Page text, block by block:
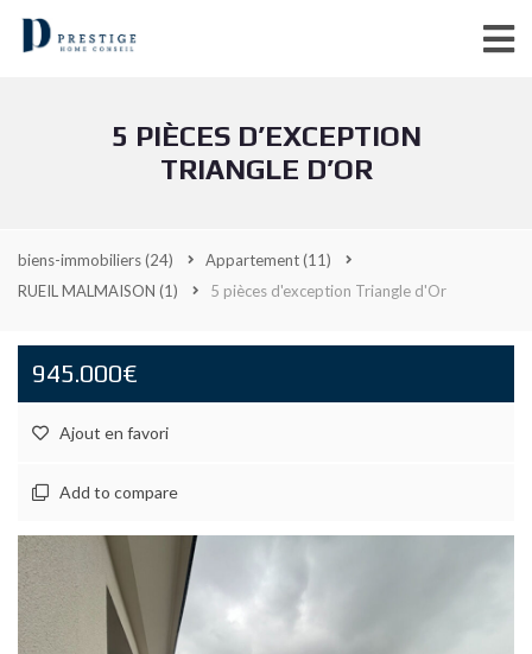
5 PIÈCES D’EXCEPTION
TRIANGLE D’OR
biens-immobiliers(24) Appartement(11)
RUEIL MALMAISON (1) 5 pièces d'exception Triangle d'Or
945.000€
Ajout en favori
Add to compare